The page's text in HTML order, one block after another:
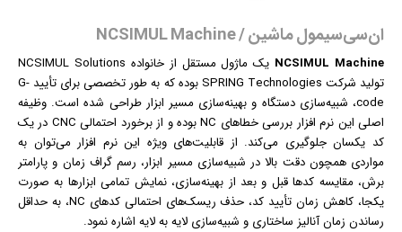
ان‌سی‌سیمول ماشین / NCSIMUL Machine
NCSIMUL Machine
یک ماژول مستقل از خانواده NCSIMUL Solutions
تولید شرکت SPRING Technologies بوده که به طور تخصصی برای تأیید G-
code، شبیه‌سازی دستگاه و بهینه‌سازی مسیر ابزار طراحی شده است. وظیفه
اصلی این نرم افزار
بررسی خطاهای NC بوده و از برخورد احتمالی CNC در یک
کد یکسان جلوگیری می‌کند. از قابلیت‌های ویژه این نرم افزار می‌توان به
مواردی همچون دقت بالا در شبیه‌سازی مسیر ابزار، رسم گراف زمان و پارامتر
برش، مقایسه کدها قبل و بعد از بهینه‌سازی، نمایش تمامی ابزارها به صورت
یکجا، کاهش زمان تأیید کد، حذف ریسک‌های احتمالی کدهای NC، به حداقل
رساندن زمان آنالیز ساختاری و شبیه‌سازی لایه به لایه اشاره نمود.